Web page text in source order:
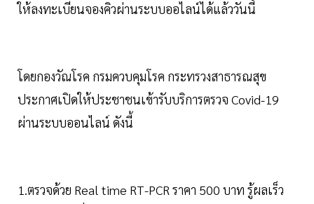
ให้ลงทะเบียนจองคิวผ่านระบบออไลน์ได้แล้ววันนี้
โดยกองวัณโรค กรมควบคุมโรค กระทรวงสาธารณสุข
ประกาศเปิดให้ประชาชนเข้ารับบริการตรวจ Covid-19
ผ่านระบบออนไลน์ ดังนี้
1.ตรวจด้วย Real time RT-PCR ราคา 500 บาท รู้ผลเร็ว